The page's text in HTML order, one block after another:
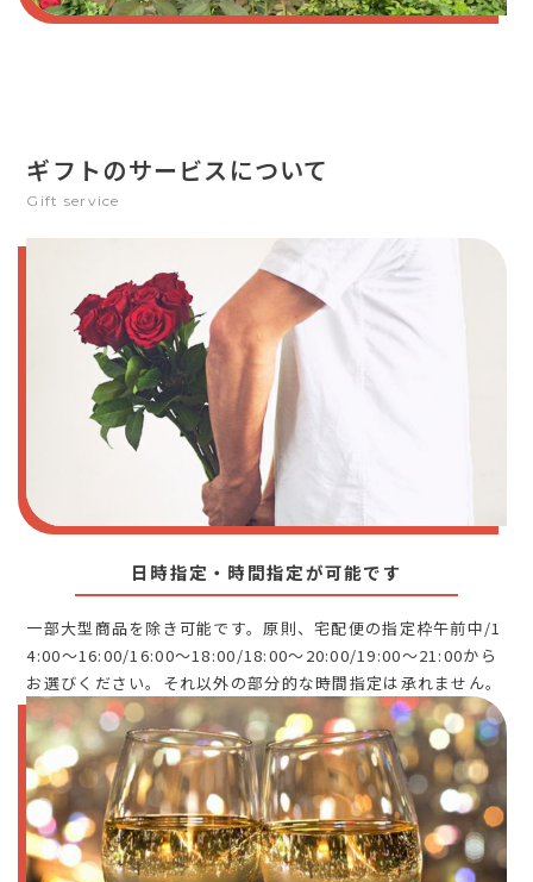
ギフトのサービスについて
Gift service
日時指定・時間指定が可能です
一部大型商品を除き可能です。原則、宅配便の指定枠午前中/1
4:00～16:00/16:00～18:00/18:00～20:00/19:00～21:00から
お選びください。それ以外の部分的な時間指定は承れません。